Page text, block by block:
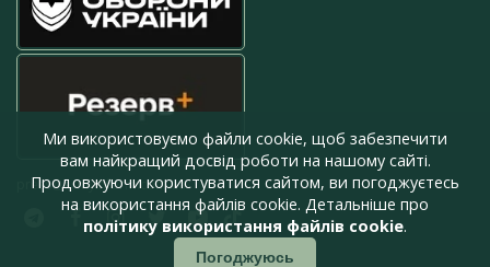
press@armyinform.com.ua
Ми використовуємо файли cookie, щоб забезпечити
вам найкращий досвід роботи на нашому сайті.
Продовжуючи користуватися сайтом, ви погоджуєтесь
на використання файлів cookie. Детальніше про
політику використання файлів cookie.
Погоджуюсь